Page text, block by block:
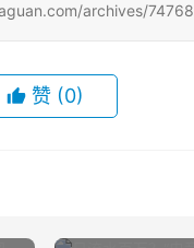
archives/74768
赞 (0)